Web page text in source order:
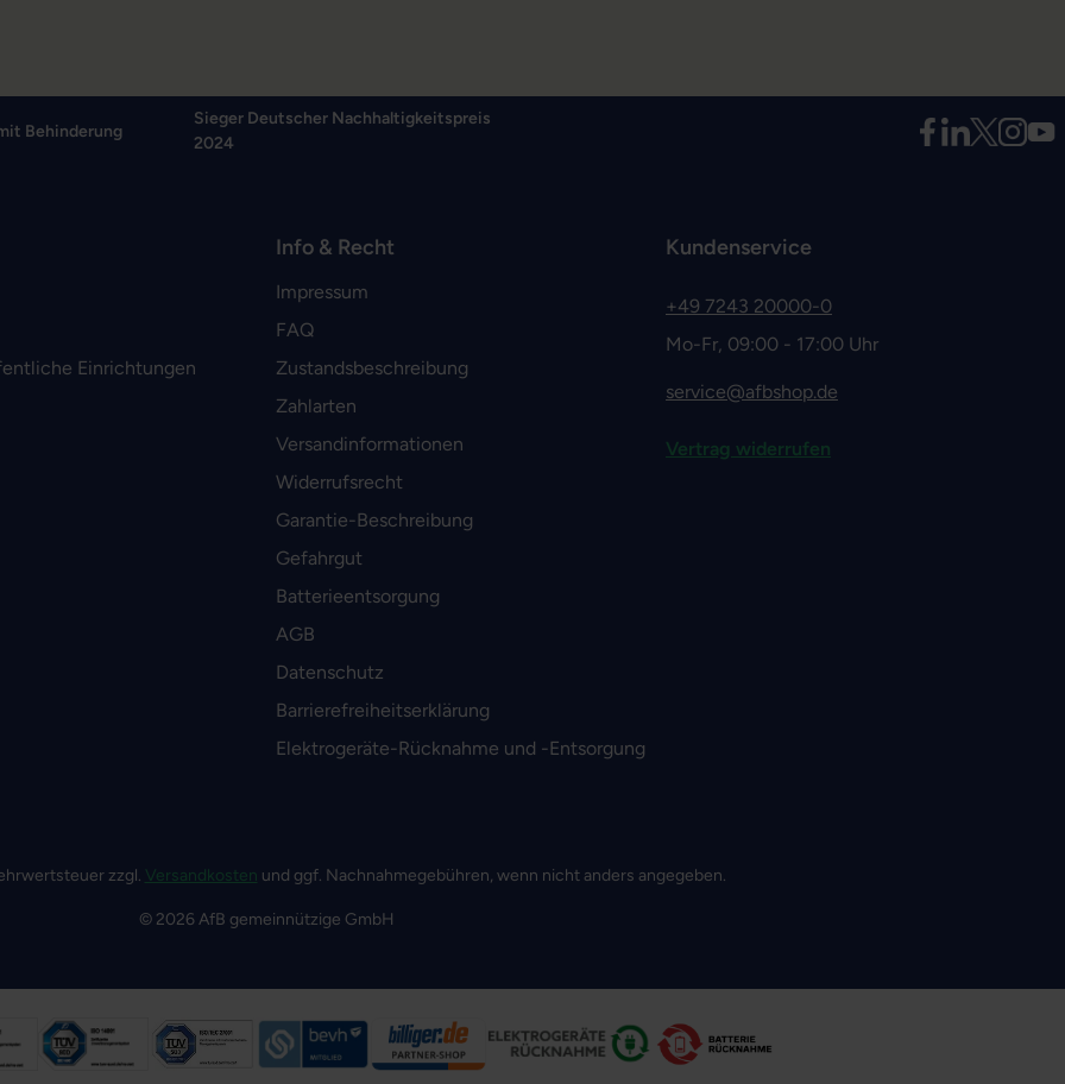
Behinderung
Sieger Deutscher Nachhaltigkeitspreis
2024
Einrichtungen
Info & Recht
Impressum
FAQ
Zustandsbeschreibung
Zahlarten
Versandinformationen
Widerrufsrecht
Garantie-Beschreibung
Gefahrgut
Batterieentsorgung
AGB
Datenschutz
Barrierefreiheitserklärung
Elektrogeräte-Rücknahme und -Entsorgung
Kundenservice
+49 7243 20000-0
Mo-Fr, 09:00 - 17:00 Uhr
service@afbshop.de
Vertrag widerrufen
zzgl. Versandkosten und ggf. Nachnahmegebühren, wenn nicht anders angegeben.
© 2026 AfB gemeinnützige GmbH